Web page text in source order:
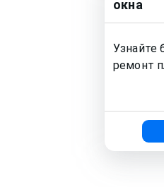
окна
Узнайте
ремонт